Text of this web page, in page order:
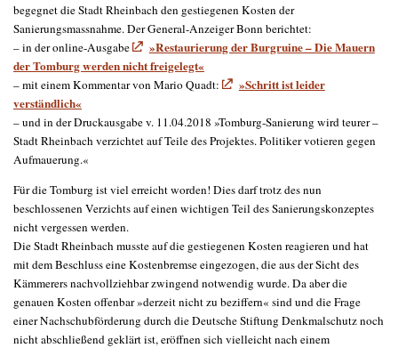
begegnet die Stadt Rheinbach den gestiegenen Kosten der
Sanierungsmassnahme. Der General-Anzeiger Bonn berichtet:
– in der online-Ausgabe
»Restaurierung der Burgruine – Die Mauern
der Tomburg werden nicht freigelegt«
– mit einem Kommentar von Mario Quadt:
»Schritt ist leider
verständlich«
– und in der Druckausgabe v. 11.04.2018 »Tomburg-Sanierung wird teurer –
Stadt Rheinbach verzichtet auf Teile des Projektes. Politiker votieren gegen
Aufmauerung.«
Für die Tomburg ist viel erreicht worden! Dies darf trotz des nun
beschlossenen Verzichts auf einen wichtigen Teil des Sanierungskonzeptes
nicht vergessen werden.
Die Stadt Rheinbach musste auf die gestiegenen Kosten reagieren und hat
mit dem Beschluss eine Kostenbremse eingezogen, die aus der Sicht des
Kämmerers nachvollziehbar zwingend notwendig wurde. Da aber die
genauen Kosten offenbar »derzeit nicht zu beziffern« sind und die Frage
einer Nachschubförderung durch die Deutsche Stiftung Denkmalschutz noch
nicht abschließend geklärt ist, eröffnen sich vielleicht nach einem